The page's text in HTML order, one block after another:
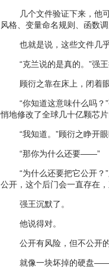
几个文件验证下来，他
风格、变量命名规则、函数
也就是说，这些文件几
“克兰说的是真的。 ”强
顾衍之靠在床上，闭着
“你知道这意味什么吗？”
悄地修改了全球几十亿颗芯
“我知道。 ”顾衍之睁开
“那你为什么还要——”
“为什么还要把它公开？”
公开，这个后门会一直存在
强王沉默了。
他说得对。
公开有风险，但不公开
就像一块坏掉的硬盘